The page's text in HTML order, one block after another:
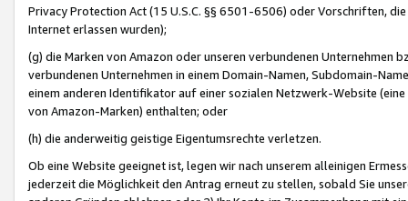
Privacy Protection Act (15 U.S.C. §§ 6501-6506) oder Vorschriften,
Internet erlassen wurden);
(g) die Marken von Amazon oder unseren verbundenen Unternehmen
verbundenen Unternehmen in einem Domain-Namen, Subdomain-
einem anderen Identifikator auf einer sozialen Netzwerk-Website
von Amazon-Marken) enthalten; oder
(h) die anderweitig geistige Eigentumsrechte verletzen.
Ob eine Website geeignet ist, legen wir nach unserem alleinigen
jederzeit die Möglichkeit den Antrag erneut zu stellen, sobald Sie